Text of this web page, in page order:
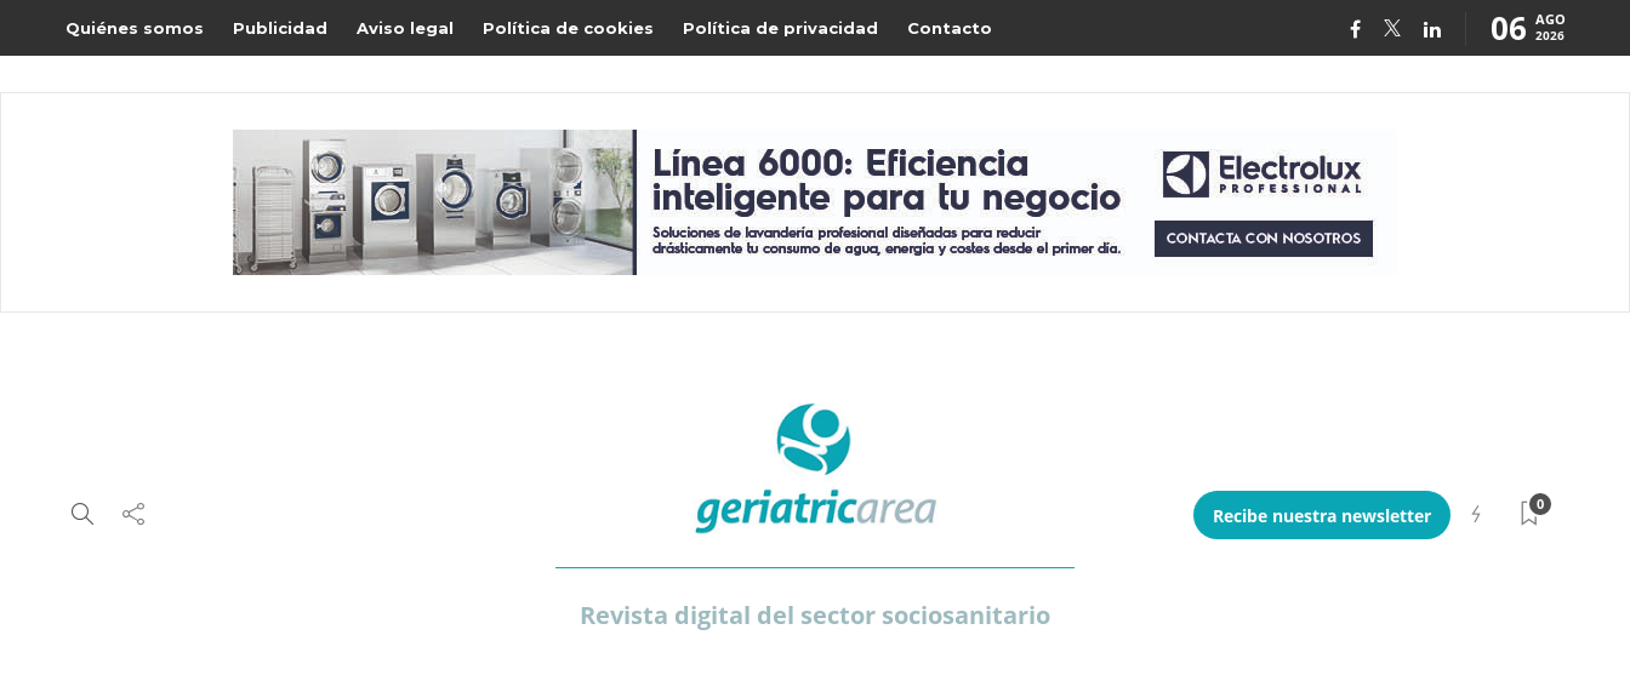
Quiénes somos Publicidad Aviso legal Política de cookies Política de privacidad Contacto 06 AGO
2026
Revista digital del sector sociosanitario
Recibe nuestra newsletter
0